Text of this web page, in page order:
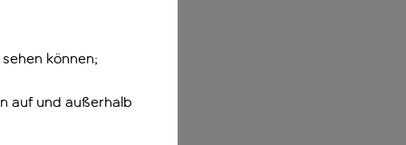
können;
auf und außerhalb